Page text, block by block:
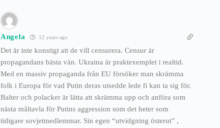
Angela 12 years ago
Det är inte konstigt att de vill censurera. Censur är
propagandans bästa vän. Ukraina är praktexemplet i realtid.
Med en massiv propaganda från EU försöker man skrämma
folk i Europa för vad Putin deras utsedde lede fi kan ta sig för.
Balter och polacker är lätta att skrämma upp och anföra som
nästa måltavla för Putins aggression som det heter som
tidigare sovjetmedlemmar. Sin egen “utvidgning österut” ,